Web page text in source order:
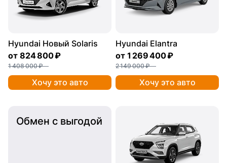
Hyundai Новый Solaris
от 824 800 ₽
1 408 000 ₽
Хочу это авто
Hyundai Elantra
от 1 269 400 ₽
2 149 000 ₽
Хочу это авто
Обмен с выгодой